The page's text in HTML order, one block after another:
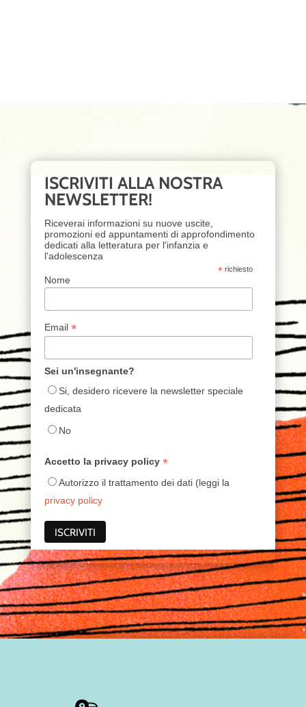
ISCRIVITI ALLA NOSTRA
NEWSLETTER!
Riceverai informazioni su nuove uscite,
promozioni ed appuntamenti di approfondimento
dedicati alla letteratura per l'infanzia e
l'adolescenza
* richiesto
Nome
Email *
Sei un'insegnante?
Si, desidero ricevere la newsletter speciale
dedicata
No
Accetto la privacy policy *
Autorizzo il trattamento dei dati (leggi la
privacy policy